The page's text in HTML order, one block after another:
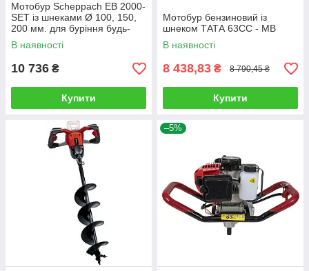
Мотобур Scheppach EB 2000-
SET із шнеками Ø 100, 150,
200 мм. для буріння будь-
якого типу ґрунту
В наявності
10 736 ₴
Купити
Мотобур бензиновий із
шнеком ТАТА 63СС - MB
В наявності
8 438,83 ₴ 8 790,45 ₴
Купити
–5%